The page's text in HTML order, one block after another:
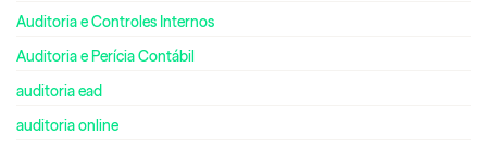
Auditoria e Controles Internos
Auditoria e Perícia Contábil
auditoria ead
auditoria online